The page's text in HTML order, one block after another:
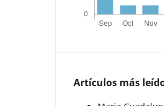
Artículos más